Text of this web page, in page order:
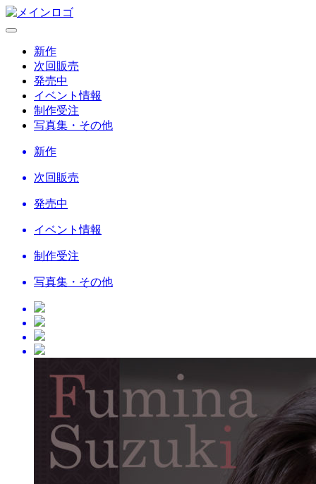
新作
次回販売
発売中
イベント情報
制作受注
写真集・その他
新作
次回販売
発売中
イベント情報
制作受注
写真集・その他